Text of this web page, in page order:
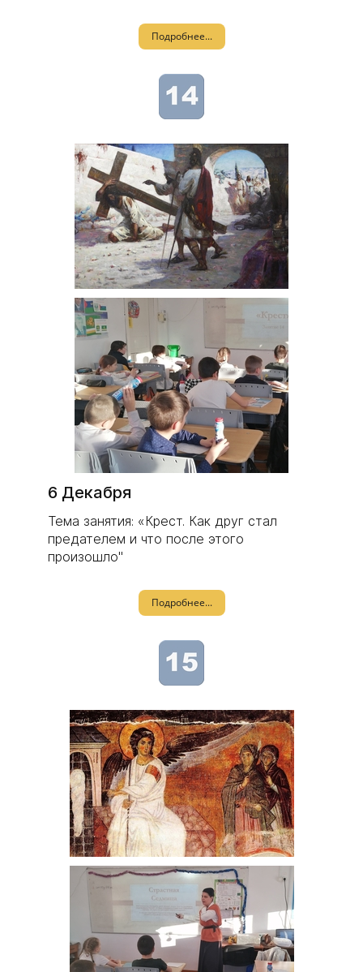
Подробнее...
6 Декабря
Тема занятия: «Крест. Как друг стал
предателем и что после этого
произошло"
Подробнее...